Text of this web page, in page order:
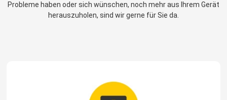
Probleme haben oder sich wünschen, noch mehr aus Ihrem Gerät
herauszuholen, sind wir gerne für Sie da.